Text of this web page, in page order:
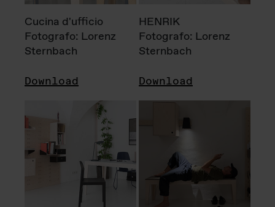
Cucina d'ufficio
Fotografo: Lorenz
Sternbach
Download
HENRIK
Fotografo: Lorenz
Sternbach
Download